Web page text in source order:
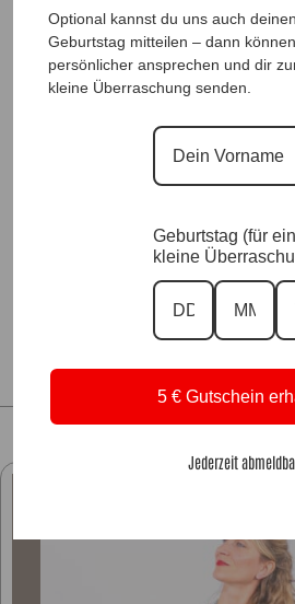
Dazu passende
Zu unseren Blusen
Zu unseren
Optional kannst du uns auch
Geburtstag mitteilen – dann
persönlicher ansprechen und dir
kleine Überraschung senden.
Geburtstag (für
kleine
5 € Gutschein
Jederzeit